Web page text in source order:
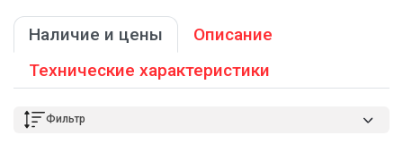
Наличие и цены
Описание
Технические характеристики
Фильтр